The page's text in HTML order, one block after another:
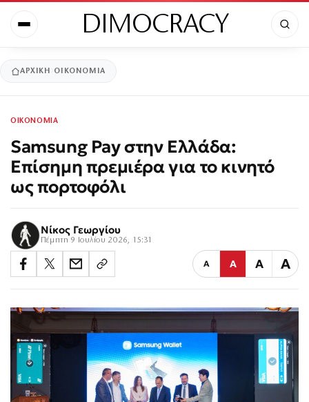
DIMOCRACY
ΑΡΧΙΚΉ ΟΙΚΟΝΟΜΙΑ
ΟΙΚΟΝΟΜΙΑ
Samsung Pay στην Ελλάδα:
Επίσημη πρεμιέρα για το κινητό
ως πορτοφόλι
Νίκος Γεωργίου
Πέμπτη 9 Ιουλίου 2026, 15:31
Α Α Α Α